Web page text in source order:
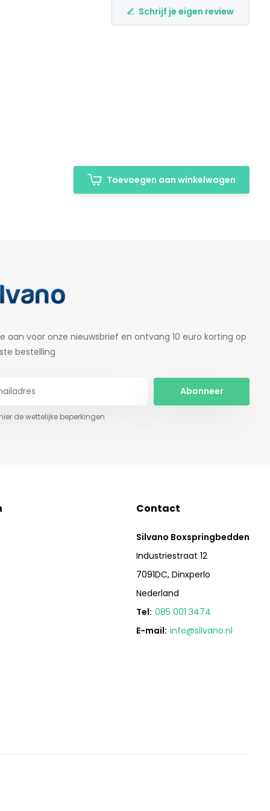
Schrijf je eigen review
Toevoegen aan winkelwagen
aan voor onze nieuwsbrief en ontvang 10 euro korting op
bestelling
Abonneer
de wettelijke beperkingen
Contact
Silvano Boxspringbedden
Industriestraat 12
7091DC, Dinxperlo
Nederland
Tel: 085 001 3474
E-mail: info@silvano.nl